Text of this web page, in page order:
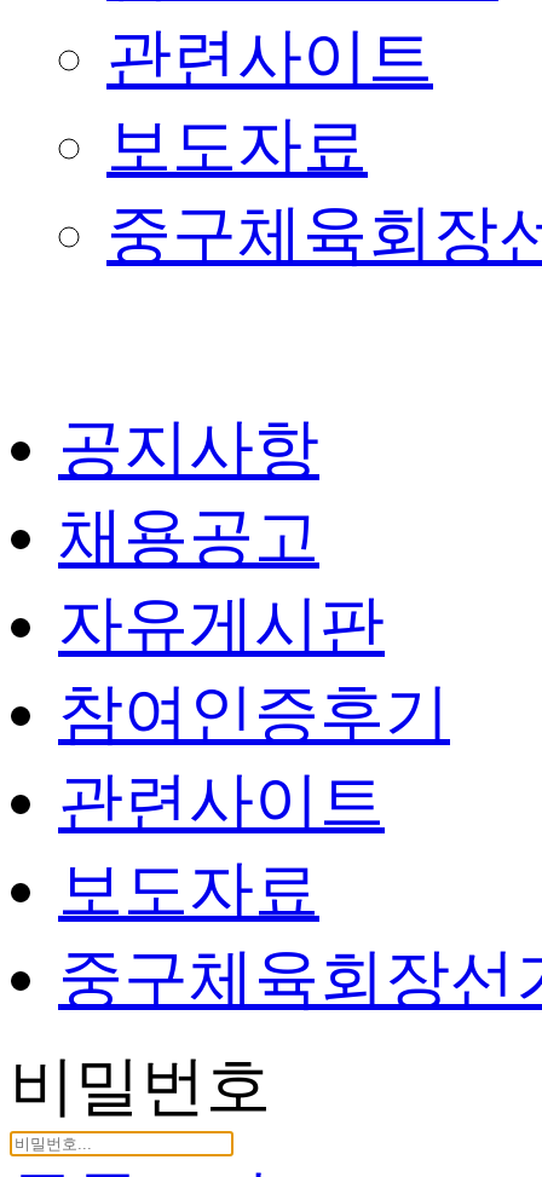
관련사이트
보도자료
중구체육회장
공지사항
채용공고
자유게시판
참여인증후기
관련사이트
보도자료
중구체육회장선
비밀번호